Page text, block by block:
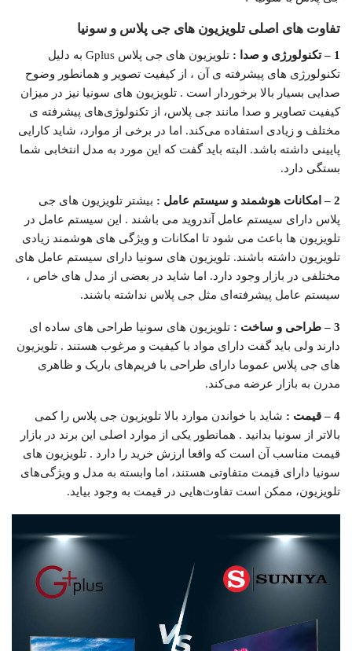
تفاوت های اصلی تلویزیون های جی پلاس و سونیا
1 – تکنولورژی و صدا :
تلویزیون های جی پلاس Gplus به دلیل
تکنولورژی های پیشرفته ی آن ، از کیفیت تصویر و همانطور وضوح
صدایی بسیار بالا برخوردار است . تلویزیون های سونیا نیز در میزان
کیفیت تصاویر و صدا مانند جی پلاس، از تکنولوژی‌های پیشرفته ی
مختلف و زیادی استفاده می‌کند. اما در برخی از موارد، شاید کارایی
پایینی داشته باشد. البته باید گفت که این مورد به مدل انتخابی شما
بستگی دارد.
2 – امکانات هوشمند و سیستم عامل :
بیشتر تلویزیون های جی
پلاس دارای سیستم عامل آندروید می باشند . این سیستم عامل در
تلویزیون‌ ها باعث می شود تا امکانات و ویژگی‌ های هوشمند زیادی
تلویزیون داشته باشند. تلویزیون های سونیا دارای سیستم عامل های
مختلفی در بازار وجود دارد. اما شاید در بعضی از مدل‌ های خاص ،
سیستم عامل پیشرفته‌ای مثل جی پلاس نداشته باشند.
3 – طراحی و ساخت :
تلویزیون های سونیا طراحی های ساده ای
دارند ولی باید گفت دارای مواد با کیفیت و مرغوب هستند . تلویزیون
های جی پلاس عموما دارای طراحی با فریم‌های باریک و ظاهری
مدرن به بازار عرضه می‌کند.
4 – قیمت :
شاید با خواندن موارد بالا تلویزیون جی پلاس را کمی
بالاتر از سونیا بدانید . همانطور یکی از موارد اصلی این برند در بازار
قیمت مناسب آن است که واقعا ارزش خرید را دارد . تلویزیون‌ های
سونیا دارای قیمت متفاوتی هستند، اما وابسته به مدل و ویژگی‌های
تلویزیون، ممکن است تفاوت‌هایی در قیمت به وجود بیاید.